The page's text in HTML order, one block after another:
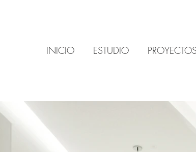
INICIO ESTUDIO PROYECTOS